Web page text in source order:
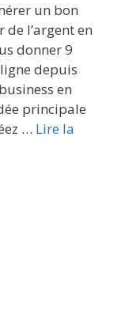
un bon
l’argent en
donner 9
depuis
en
principale
… Lire la